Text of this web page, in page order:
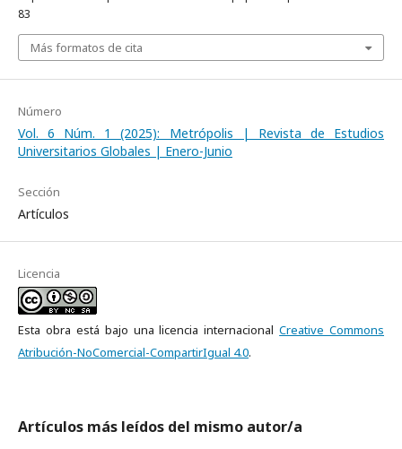
83
Más formatos de cita
Número
Vol. 6 Núm. 1 (2025): Metrópolis | Revista de Estudios
Universitarios Globales | Enero-Junio
Sección
Artículos
Licencia
Esta obra está bajo una licencia internacionalCreative Commons
Atribución-NoComercial-CompartirIgual 4.0.
Artículos más leídos del mismo autor/a